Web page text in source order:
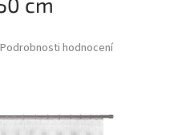
Podrobnosti hodnocení